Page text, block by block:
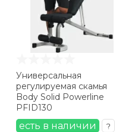
Универсальная
регулируемая скамья
Body Solid Powerline
PFID130
есть в наличии ?